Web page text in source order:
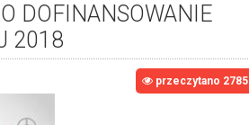
DOFINANSOWANIE
2018
przeczytano 2785